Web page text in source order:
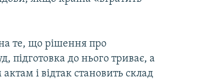
те, що рішення про
підготовка до нього триває, а
і відтак становить склад